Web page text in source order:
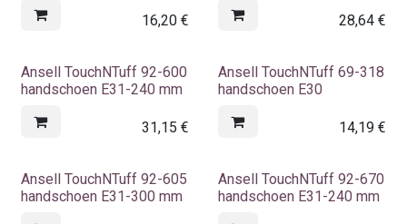
16,20€ 28,64€
Ansell TouchNTuff 92-600
handschoen E31-240 mm
31,15 €
Ansell TouchNTuff 69-318
handschoen E30
14,19€
Ansell TouchNTuff 92-605
handschoen E31-300 mm
Ansell TouchNTuff 92-670
handschoen E31-240 mm